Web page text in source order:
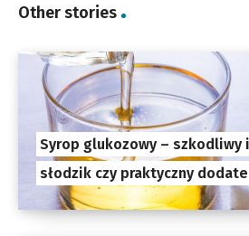
Other stories
Syrop glukozowy – szkodliwy
słodzik czy praktyczny